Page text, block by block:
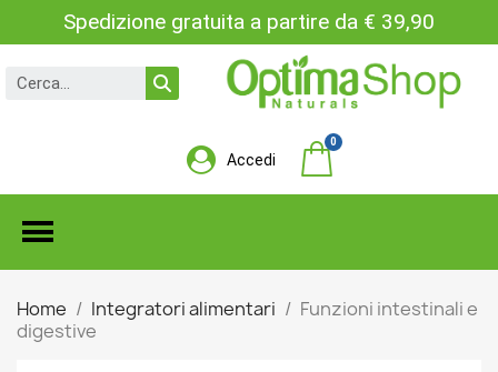
Spedizione gratuita a partire da € 39,90
Accedi
Home Integratori alimentari
Funzioni intestinali e
digestive